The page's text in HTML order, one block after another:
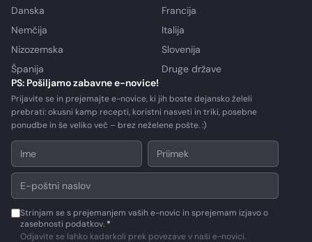
Danska
Francija
Nemčija
Italija
Nizozemska
Slovenija
Španija
Druge države
PS: Pošiljamo zabavne e-novice!
Prijavite se in prejemajte e-novice, ki jih boste dejansko želeli
prebrati: okusni kamp recepti, koristni nasveti in triki, posebne
ponudbe in še veliko več – brez neželene pošte. :)
Strinjam se s prejemanjem vaših e-novic in sprejemam izjavo o
zasebnosti podatkov. *
Odjavite se lahko kadarkoli prek povezave v naši e-novici.